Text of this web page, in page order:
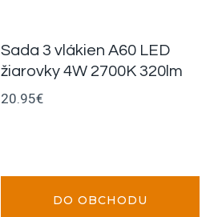
Sada 3 vlákien A60 LED
žiarovky 4W 2700K 320lm
20.95€
DO OBCHODU